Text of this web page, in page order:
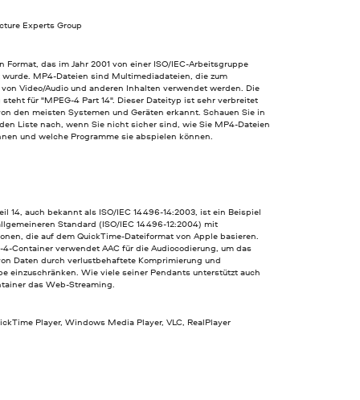
Experts Group
Format, das im Jahr 2001 von einer ISO/IEC-Arbeitsgruppe
MP4-Dateien sind Multimediadateien, die zum
Video/Audio und anderen Inhalten verwendet werden. Die
steht für "MPEG-4 Part 14". Dieser Dateityp ist sehr verbreitet
den meisten Systemen und Geräten erkannt. Schauen Sie in
Liste nach, wenn Sie nicht sicher sind, wie Sie MP4-Dateien
und welche Programme sie abspielen können.
14, auch bekannt als ISO/IEC 14496-14:2003, ist ein Beispiel
Standard (ISO/IEC 14496-12:2004) mit
die auf dem QuickTime-Dateiformat von Apple basieren.
4-Container verwendet AAC für die Audiocodierung, um das
Daten durch verlustbehaftete Komprimierung und
einzuschränken. Wie viele seiner Pendants unterstützt auch
das Web-Streaming.
Player, Windows Media Player, VLC, RealPlayer